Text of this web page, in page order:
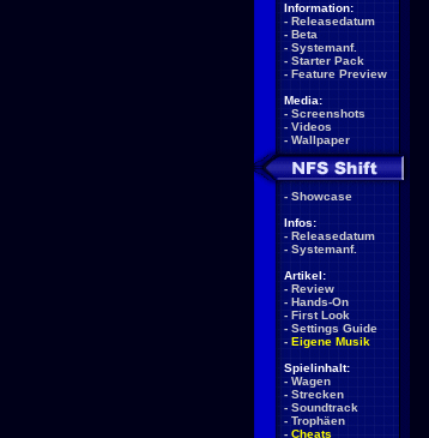
Information:
- Releasedatum
- Beta
- Systemanf.
- Starter Pack
- Feature Preview
Media:
- Screenshots
- Videos
- Wallpaper
- Showcase
Infos:
- Releasedatum
- Systemanf.
Artikel:
- Review
- Hands-On
- First Look
- Settings Guide
- Eigene Musik
Spielinhalt:
- Wagen
- Strecken
- Soundtrack
- Trophäen
- Cheats